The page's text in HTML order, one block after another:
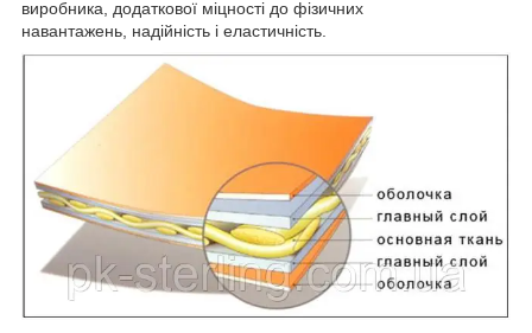
виробника, додаткової міцності до фізичних
навантажень, надійність і еластичність.